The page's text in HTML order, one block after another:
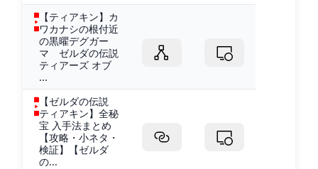
【ティアキン】カ
ワカナシの根付近
の黒曜デグガー
マ ゼルダの伝説
ティアーズ オブ
...
【ゼルダの伝説
ティアキン】全秘
宝 入手法まとめ
【攻略・小ネタ・
検証】【ゼルダ
の...